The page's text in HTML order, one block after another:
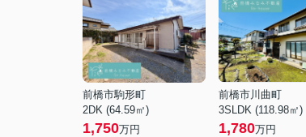
前橋市駒形町
2DK (64.59㎡)
1,750万円
前橋市川曲町
3SLDK (118.98㎡)
1,780万円